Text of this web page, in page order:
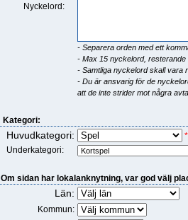
Nyckelord:
- Separera orden med ett
- Max 15 nyckelord,
- Samtliga nyckelord skall vara
- Du är ansvarig för de
att de inte strider mot några
Kategori:
Huvudkategori:
*
Underkategori:
Om sidan har lokalanknytning, var god välj
Län:
Kommun: